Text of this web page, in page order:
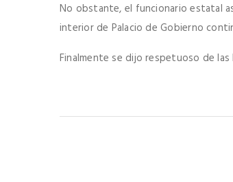
No obstante, el funcionario estatal
interior de Palacio de Gobierno
Finalmente se dijo respetuoso de